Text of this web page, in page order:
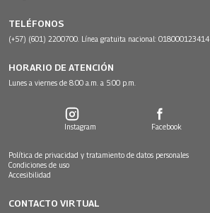
TELÉFONOS
(+57) (601) 2200700. Línea gratuita nacional: 018000123414
HORARIO DE ATENCIÓN
Lunes a viernes de 8:00 a.m. a 5:00 p.m.
Instagram Facebook
Política de privacidad y tratamiento de datos personales
Condiciones de uso
Accesibilidad
CONTACTO VIRTUAL